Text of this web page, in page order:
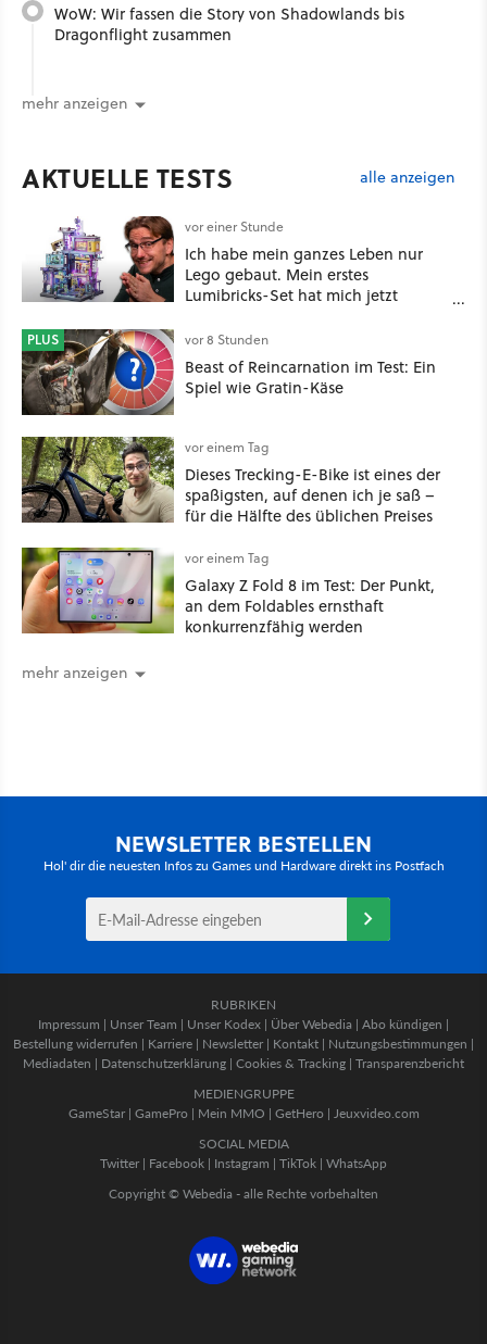
WoW: Wir fassen die Story von Shadowlands bis
Dragonflight zusammen
mehr anzeigen
AKTUELLE TESTS alle anzeigen
vor einer Stunde
Ich habe mein ganzes Leben nur
Lego gebaut. Mein erstes
Lumibricks-Set hat mich jetzt
Stack im Test
PLUS vor 8 Stunden
Beast of Reincarnation im Test: Ein
Spiel wie Gratin-Käse
vor einem Tag
Dieses Trecking-E-Bike ist eines der
spaßigsten, auf denen ich je saß –
für die Hälfte des üblichen Preises
vor einem Tag
Galaxy Z Fold 8 im Test: Der Punkt,
an dem Foldables ernsthaft
konkurrenzfähig werden
mehr anzeigen
NEWSLETTER BESTELLEN
Hol' dir die neuesten Infos zu Games und Hardware direkt ins Postfach
RUBRIKEN
Impressum | Unser Team | Unser Kodex | Über Webedia | Abo kündigen |
Bestellung widerrufen | Karriere | Newsletter | Kontakt | Nutzungsbestimmungen |
Mediadaten | Datenschutzerklärung | Cookies & Tracking | Transparenzbericht
MEDIENGRUPPE
GameStar| GamePro | Mein MMO | GetHero | Jeuxvideo.com
SOCIAL MEDIA
Twitter | Facebook | Instagram | TikTok | WhatsApp
Copyright © Webedia - alle Rechte vorbehalten